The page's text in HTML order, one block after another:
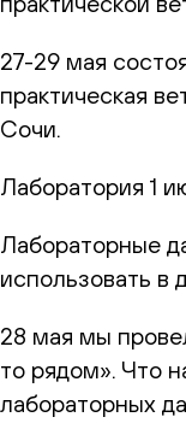
27-29 мая
практическая
Сочи.
Лаборатория 1
Лабораторные
использовать в
28 мая мы
то рядом». Что
лабораторных